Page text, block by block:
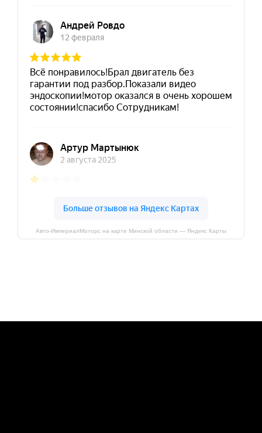
Авто-ИмпериалМоторс на карте Минской области — Яндекс Карты